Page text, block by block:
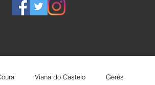
Viana do Castelo Gerês